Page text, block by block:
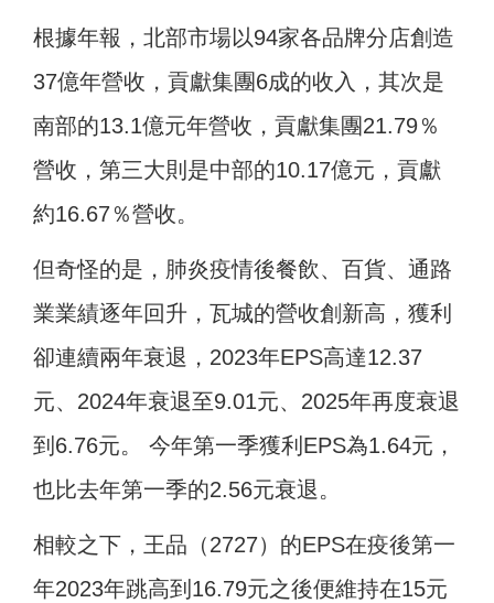
根據年報，北部市場以94家各品牌分店創造
37億年營收，貢獻集團6成的收入，其次是
南部的13.1億元年營收，貢獻集團21.79％
營收，第三大則是中部的10.17億元，貢獻
約16.67％營收。
但奇怪的是，肺炎疫情後餐飲、百貨、通路
業業績逐年回升，瓦城的營收創新高，獲利
卻連續兩年衰退，2023年EPS高達12.37
元、2024年衰退至9.01元、2025年再度衰退
到6.76元。 今年第一季獲利EPS為1.64元，
也比去年第一季的2.56元衰退。
相較之下，王品（2727）的EPS在疫後第一
年2023年跳高到16.79元之後便維持在15元